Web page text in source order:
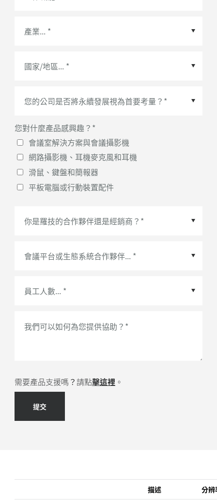
國家/地區*
您對什麼產品感興趣？ *
會議室解決方案與會議攝影機
網路攝影機、耳機麥克風和耳機
滑鼠、鍵盤和簡報器
平板電腦或行動裝置配件
會議平台或生態系統合作夥伴
我們可以如何為您提供協助？ *
需要產品支援嗎？請點擊這裡 。
提交
描述
分辨